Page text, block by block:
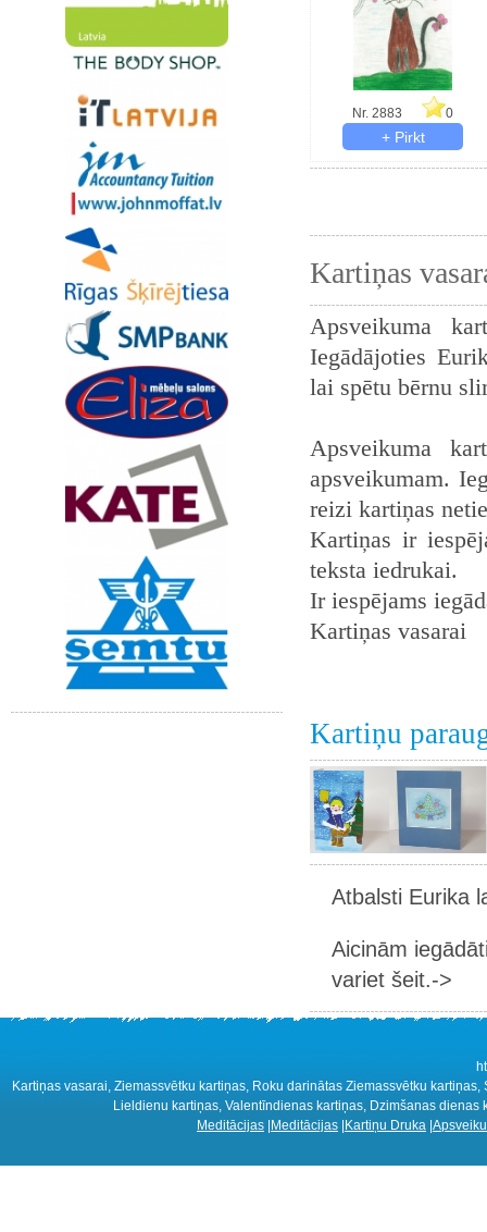
Nr. 2883 0
Kartiņas
Apsveikuma
Iegādājoties
lai spētu bērnu
Apsveikuma
apsveikumam.
reizi kartiņas
Kartiņas ir
teksta iedrukai.
Ir iespējams
Kartiņas vasarai
Kartiņu
Atbalsti Eurika
Aicinām
variet šeit.->
Kartiņas vasarai, Ziemassvētku kartiņas, Roku darinātas Ziemassvētku
Lieldienu kartiņas, Valentīndienas kartiņas, Dzimšanas
Meditācijas Meditācijas Kartiņu Druka